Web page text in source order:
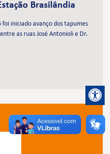
Brasilândia
iniciado avanço dos tapumes
as ruas José Antonioli e Dr.